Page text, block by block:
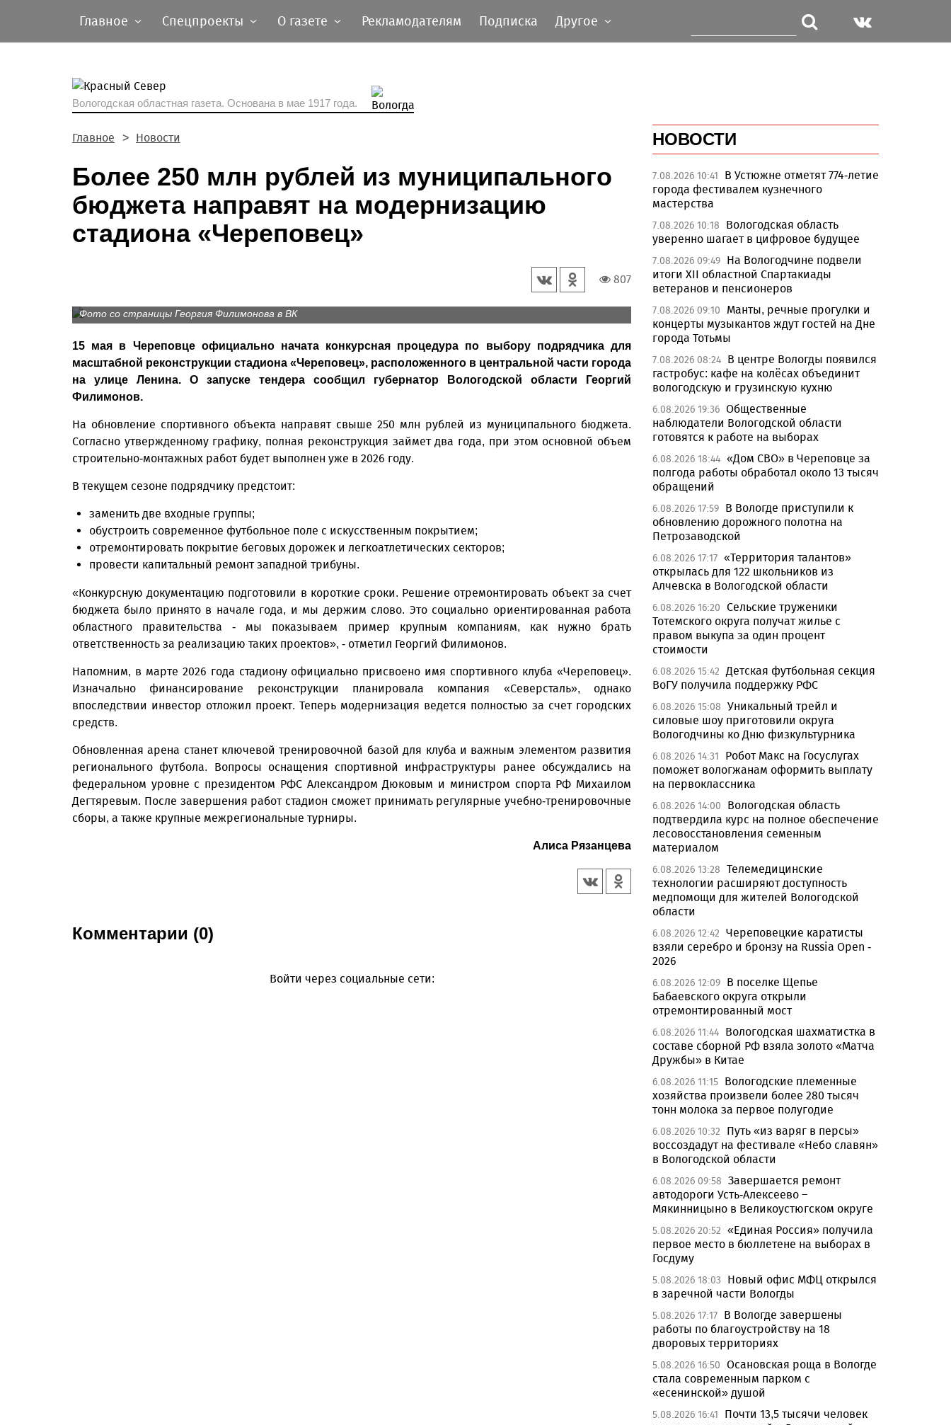
Главное Спецпроекты О газете Рекламодателям Подписка Другое
Вологодская областная газета. Основана в мае 1917 года.
Главное Новости
Более 250 млн рублей из муниципального
бюджета направят на модернизацию
стадиона «Череповец»
807
Фото со страницы Георгия Филимонова в ВК
15 мая в Череповце официально начата конкурсная процедура по выбору подрядчика для
масштабной реконструкции стадиона «Череповец», расположенного в центральной части города
на улице Ленина. О запуске тендера сообщил губернатор Вологодской области Георгий
Филимонов.
На обновление спортивного объекта направят свыше 250 млн рублей из муниципального бюджета.
Согласно утвержденному графику, полная реконструкция займет два года, при этом основной объем
строительно-монтажных работ будет выполнен уже в 2026 году.
В текущем сезоне подрядчику предстоит:
заменить две входные группы;
обустроить современное футбольное поле с искусственным покрытием;
отремонтировать покрытие беговых дорожек и легкоатлетических секторов;
провести капитальный ремонт западной трибуны.
«Конкурсную документацию подготовили в короткие сроки. Решение отремонтировать объект за счет
бюджета было принято в начале года, и мы держим слово. Это социально ориентированная работа
областного правительства - мы показываем пример крупным компаниям, как нужно брать
ответственность за реализацию таких проектов», - отметил Георгий Филимонов.
Напомним, в марте 2026 года стадиону официально присвоено имя спортивного клуба «Череповец».
Изначально финансирование реконструкции планировала компания «Северсталь», однако
впоследствии инвестор отложил проект. Теперь модернизация ведется полностью за счет городских
средств.
Обновленная арена станет ключевой тренировочной базой для клуба и важным элементом развития
регионального футбола. Вопросы оснащения спортивной инфраструктуры ранее обсуждались на
федеральном уровне с президентом РФС Александром Дюковым и министром спорта РФ Михаилом
Дегтяревым. После завершения работ стадион сможет принимать регулярные учебно-тренировочные
сборы, а также крупные межрегиональные турниры.
Алиса Рязанцева
Комментарии (0)
Войти через социальные сети:
НОВОСТИ
7.08.2026 10:41
В Устюжне отметят 774-летие
города фестивалем кузнечного
мастерства
7.08.2026 10:18
Вологодская область
уверенно шагает в цифровое будущее
7.08.2026 09:49 На Вологодчине подвели
итоги XII областной Спартакиады
ветеранов и пенсионеров
7.08.2026 09:10
Манты, речные прогулки и
концерты музыкантов ждут гостей на Дне
города Тотьмы
7.08.2026 08:24 В центре Вологды появился
гастробус: кафе на колёсах объединит
вологодскую и грузинскую кухню
6.08.2026 19:36 Общественные
наблюдатели Вологодской области
готовятся к работе на выборах
6.08.2026 18:44 «Дом СВО» в Череповце за
полгода работы обработал около 13 тысяч
обращений
6.08.2026 17:59 В Вологде приступили к
обновлению дорожного полотна на
Петрозаводской
6.08.2026 17:17 «Территория талантов»
открылась для 122 школьников из
Алчевска в Вологодской области
6.08.2026 16:20 Сельские труженики
Тотемского округа получат жилье с
правом выкупа за один процент
стоимости
6.08.2026 15:42 Детская футбольная секция
ВоГУ получила поддержку РФС
6.08.2026 15:08 Уникальный трейл и
силовые шоу приготовили округа
Вологодчины ко Дню физкультурника
6.08.2026 14:31
Робот Макс на Госуслугах
поможет вологжанам оформить выплату
на первоклассника
6.08.2026 14:00
Вологодская область
подтвердила курс на полное обеспечение
лесовосстановления семенным
материалом
6.08.2026 13:28 Телемедицинские
технологии расширяют доступность
медпомощи для жителей Вологодской
области
6.08.2026 12:42 Череповецкие каратисты
взяли серебро и бронзу на Russia Open -
2026
6.08.2026 12:09 В поселке Щепье
Бабаевского округа открыли
отремонтированный мост
6.08.2026 11:44 Вологодская шахматистка в
составе сборной РФ взяла золото «Матча
Дружбы» в Китае
6.08.2026 11:15 Вологодские племенные
хозяйства произвели более 280 тысяч
тонн молока за первое полугодие
6.08.2026 10:32
Путь «из варяг в персы»
воссоздадут на фестивале «Небо славян»
в Вологодской области
6.08.2026 09:58 Завершается ремонт
автодороги Усть-Алексеево –
Мякинницыно в Великоустюгском округе
5.08.2026 20:52 «Единая Россия» получила
первое место в бюллетене на выборах в
Госдуму
5.08.2026 18:03
Новый офис МФЦ открылся
в заречной части Вологды
5.08.2026 17:17 В Вологде завершены
работы по благоустройству на 18
дворовых территориях
5.08.2026 16:50 Осановская роща в Вологде
стала современным парком с
«есенинской» душой
5.08.2026 16:41
Почти 13,5 тысячи человек